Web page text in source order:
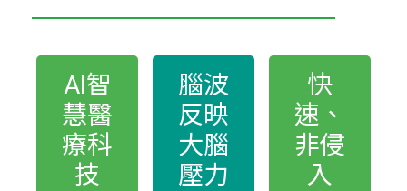
AI智
慧醫
療科
技
腦波
反映
大腦
壓力
快
速、
非侵
入